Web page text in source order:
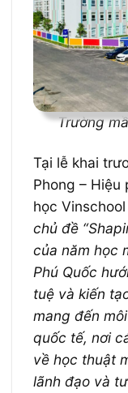
Trường
Tại lễ khai
Phong – Hiệu
học
chủ đề
của năm học
Phú Quốc
tuệ và kiến
mang đến
quốc tế, nơi
về học thuật
lãnh đạo và